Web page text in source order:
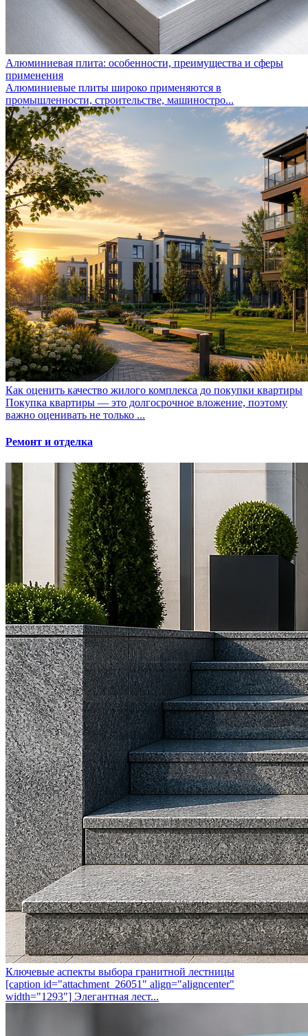
Алюминиевая плита: особенности, преимущества и сферы
применения
Алюминиевые плиты широко применяются в
промышленности, строительстве, машиностро...
Как оценить качество жилого комплекса до покупки квартиры
Покупка квартиры — это долгосрочное вложение, поэтому
важно оценивать не только ...
Ремонт и отделка
Ключевые аспекты выбора гранитной лестницы
[caption id="attachment_26051" align="aligncenter"
width="1293"] Элегантная лест...